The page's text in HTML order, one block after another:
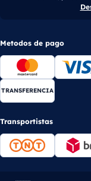
Metodos de pago
TRANSFERENCIA
Transportistas